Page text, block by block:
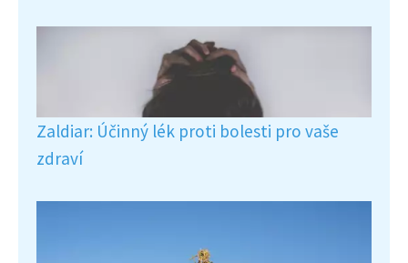
Zaldiar: Účinný lék proti bolesti pro vaše
zdraví